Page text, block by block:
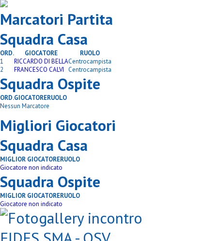
Marcatori Partita
Squadra Casa
ORD. GIOCATORE
RUOLO
1
RICCARDO DI BELLACentrocampista
2
FRANCESCO CALVI Centrocampista
Squadra Ospite
ORD.GIOCATORERUOLO
Nessun Marcatore
Migliori Giocatori
Squadra Casa
MIGLIOR GIOCATORERUOLO
Giocatore non indicato
Squadra Ospite
MIGLIOR GIOCATORERUOLO
Giocatore non indicato